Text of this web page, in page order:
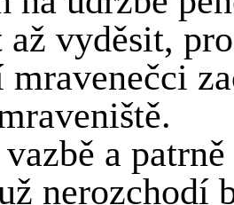
vyděsit,
mravenečci
a
nerozchodí